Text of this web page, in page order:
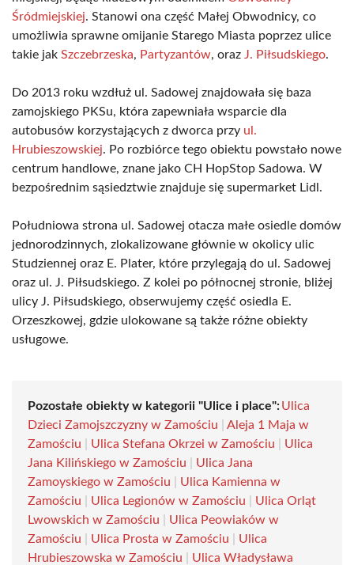
Śródmiejskiej. Stanowi ona część Małej Obwodnicy, co
umożliwia sprawne omijanie Starego Miasta poprzez ulice
takie jak Szczebrzeska, Partyzantów, oraz J. Piłsudskiego.
Do 2013 roku wzdłuż ul. Sadowej znajdowała się baza
zamojskiego PKSu, która zapewniała wsparcie dla
autobusów korzystających z dworca przy ul.
Hrubieszowskiej. Po rozbiórce tego obiektu powstało nowe
centrum handlowe, znane jako CH HopStop Sadowa. W
bezpośrednim sąsiedztwie znajduje się supermarket Lidl.
Południowa strona ul. Sadowej otacza małe osiedle domów
jednorodzinnych, zlokalizowane głównie w okolicy ulic
Studziennej oraz E. Plater, które przylegają do ul. Sadowej
oraz ul. J. Piłsudskiego. Z kolei po północnej stronie, bliżej
ulicy J. Piłsudskiego, obserwujemy część osiedla E.
Orzeszkowej, gdzie ulokowane są także różne obiekty
usługowe.
Pozostałe obiekty w kategorii "Ulice i place":Ulica
Dzieci Zamojszczyzny w Zamościu
Aleja 1 Maja w
Zamościu
Ulica Stefana Okrzei w Zamościu
Ulica
Jana Kilińskiego w Zamościu
Ulica Jana
Zamoyskiego w Zamościu
Ulica Kamienna w
Zamościu
Ulica Legionów w Zamościu
Ulica Orląt
Lwowskich w Zamościu
Ulica Peowiaków w
Zamościu
Ulica Prosta w Zamościu
Ulica
Hrubieszowska w Zamościu
Ulica Władysława